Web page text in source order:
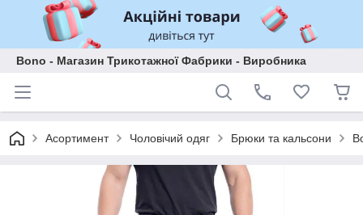
Bono - Магазин Трикотажної Фабрики - Виробника
Асортимент Чоловічий одяг Брюки та кальсони